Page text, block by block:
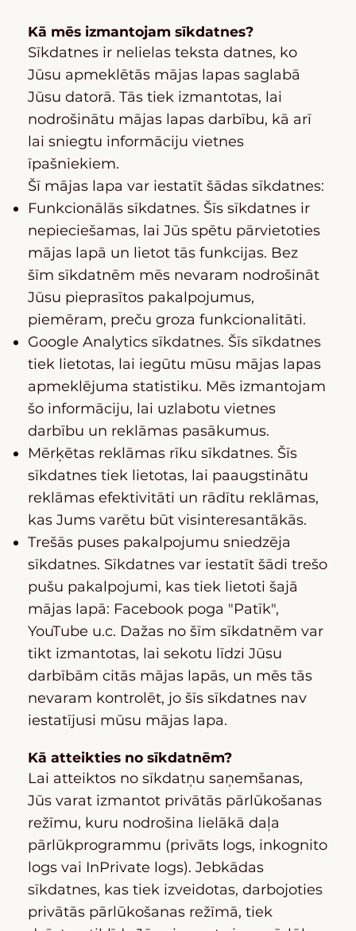
Kā mēs izmantojam sīkdatnes?
Sīkdatnes ir nelielas teksta datnes, ko
Jūsu apmeklētās mājas lapas saglabā
Jūsu datorā. Tās tiek izmantotas, lai
nodrošinātu mājas lapas darbību, kā arī
lai sniegtu informāciju vietnes
īpašniekiem.
Šī mājas lapa var iestatīt šādas sīkdatnes:
Funkcionālās sīkdatnes. Šīs sīkdatnes ir
nepieciešamas, lai Jūs spētu pārvietoties
mājas lapā un lietot tās funkcijas. Bez
šīm sīkdatnēm mēs nevaram nodrošināt
Jūsu pieprasītos pakalpojumus,
piemēram, preču groza funkcionalitāti.
Google Analytics sīkdatnes. Šīs sīkdatnes
tiek lietotas, lai iegūtu mūsu mājas lapas
apmeklējuma statistiku. Mēs izmantojam
šo informāciju, lai uzlabotu vietnes
darbību un reklāmas pasākumus.
Mērķētas reklāmas rīku sīkdatnes. Šīs
sīkdatnes tiek lietotas, lai paaugstinātu
reklāmas efektivitāti un rādītu reklāmas,
kas Jums varētu būt visinteresantākās.
Trešās puses pakalpojumu sniedzēja
sīkdatnes. Sīkdatnes var iestatīt šādi trešo
pušu pakalpojumi, kas tiek lietoti šajā
mājas lapā: Facebook poga "Patīk",
YouTube u.c. Dažas no šīm sīkdatnēm var
tikt izmantotas, lai sekotu līdzi Jūsu
darbībām citās mājas lapās, un mēs tās
nevaram kontrolēt, jo šīs sīkdatnes nav
iestatījusi mūsu mājas lapa.
Kā atteikties no sīkdatnēm?
Lai atteiktos no sīkdatņu saņemšanas,
Jūs varat izmantot privātās pārlūkošanas
režīmu, kuru nodrošina lielākā daļa
pārlūkprogrammu (privāts logs, inkognito
logs vai InPrivate logs). Jebkādas
sīkdatnes, kas tiek izveidotas, darbojoties
privātās pārlūkošanas režīmā, tiek